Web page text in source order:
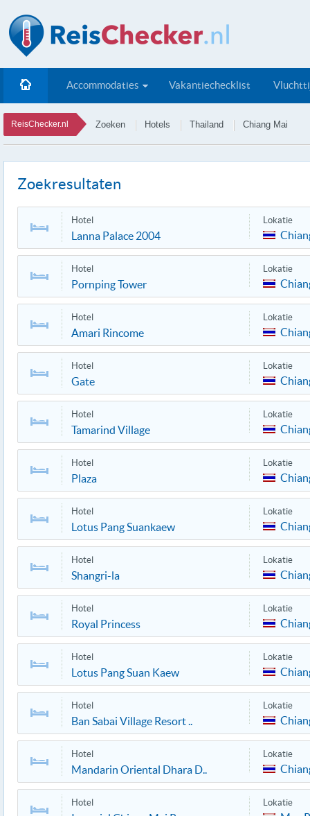
Accommodaties Vakantiechecklist
ReisChecker.nl Zoeken Hotels Thailand Chiang Mai
Zoekresultaten
Hotel
Lanna Palace 2004
Lokatie
Hotel
Pornping Tower
Lokatie
Hotel
Amari Rincome
Lokatie
Hotel
Gate
Lokatie
Hotel
Tamarind Village
Lokatie
Hotel
Plaza
Lokatie
Hotel
Lotus Pang Suankaew
Lokatie
Hotel
Shangri-la
Lokatie
Hotel
Royal Princess
Lokatie
Hotel
Lotus Pang Suan Kaew
Lokatie
Hotel
Ban Sabai Village Resort ..
Lokatie
Hotel
Mandarin Oriental Dhara D..
Lokatie
Hotel Lokatie